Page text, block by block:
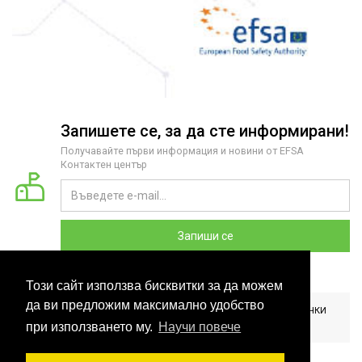
Този сайт използва бисквитки за да можем
да ви предложим максимално удобство
при използването му. Научи повече
Запишете се, за да сте информирани!
Получавайте първи информация и новини от EFSA
Контактен център
Запиши се
2026 COPYRIGHT © EFSA КОНТАКТЕН ЦЕНТЪР БЪЛГАРИЯ. ВСИЧКИ
ПРАВА ЗАПАЗЕНИ. РАЗРАБОТЕНО ОТ